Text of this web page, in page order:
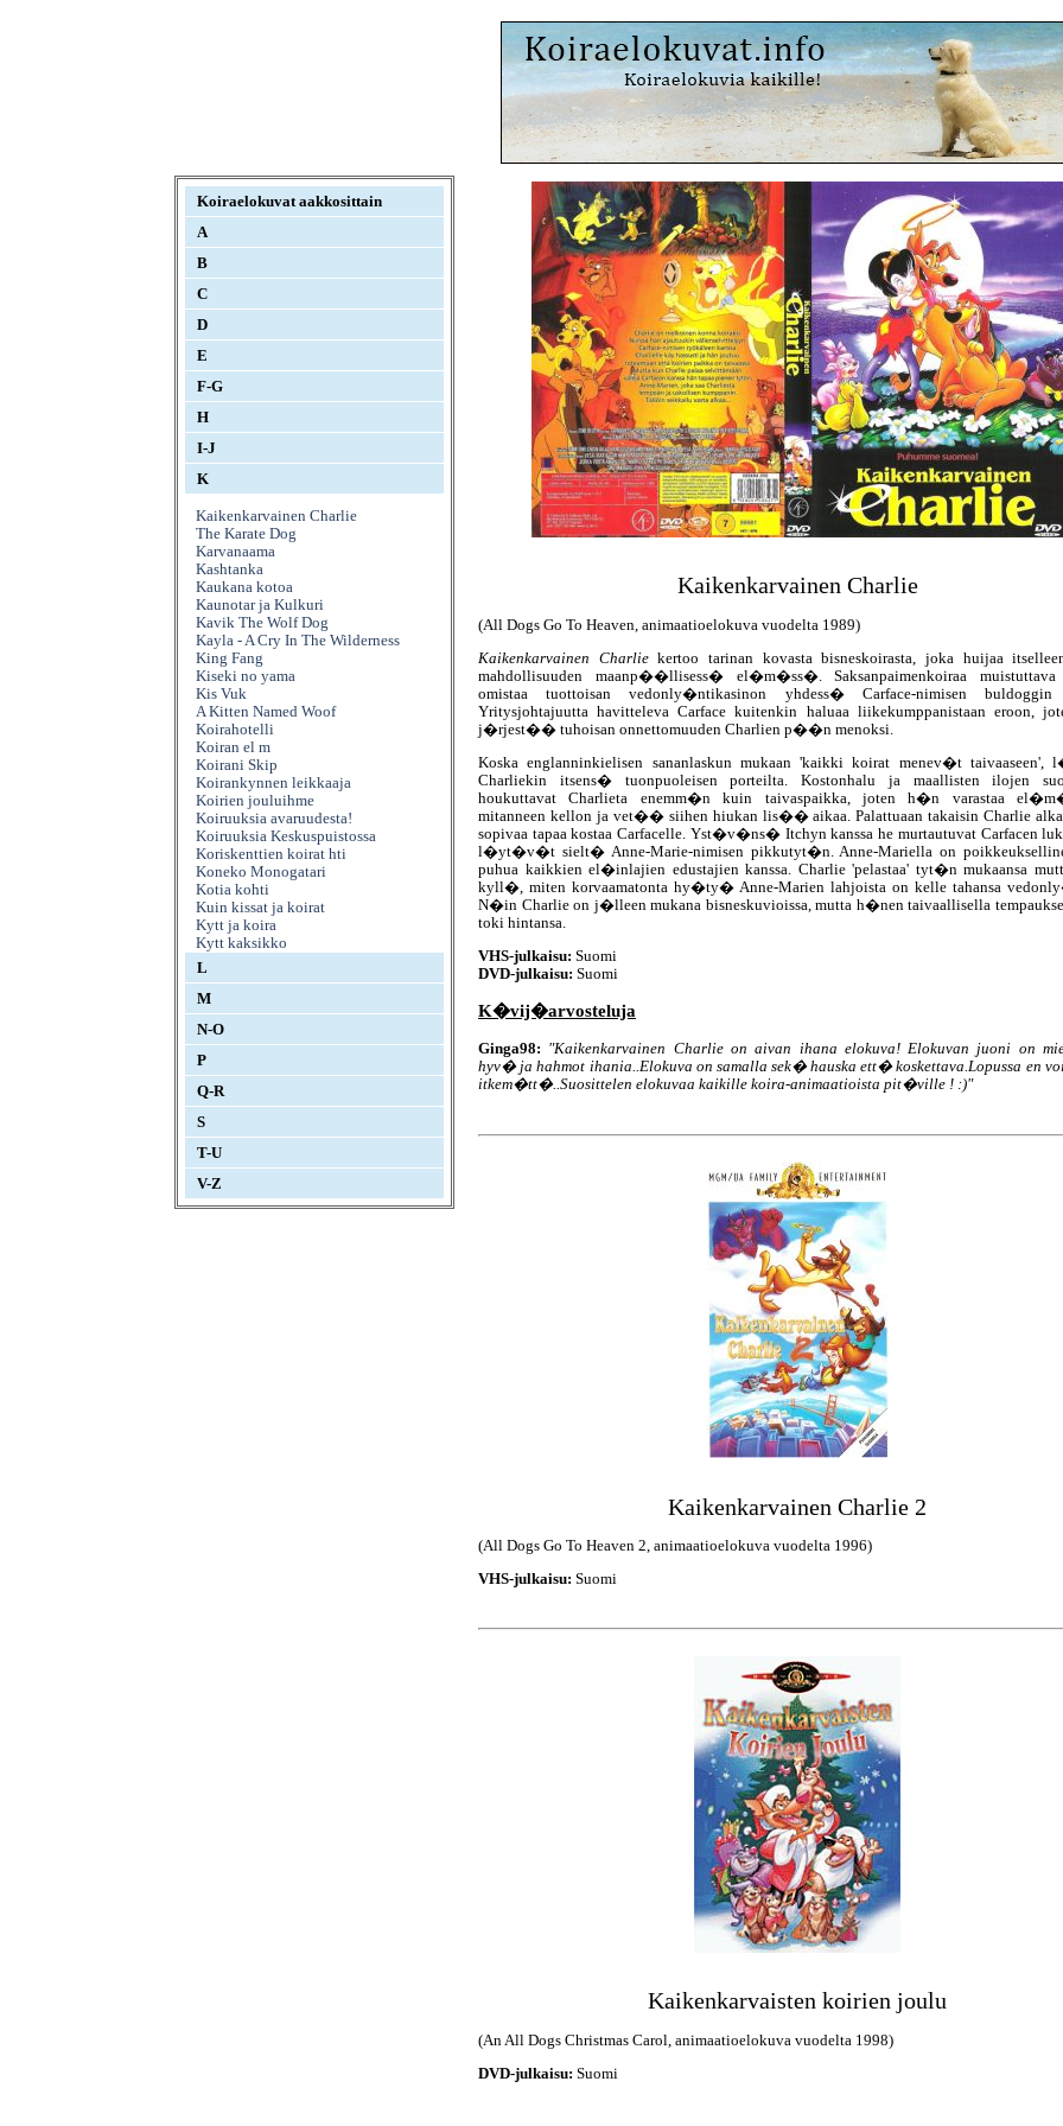
Koiraelokuvat aakkosittain
A
B
C
D
E
F-G
H
I-J
K
Kaikenkarvainen Charlie
The Karate Dog
Karvanaama
Kashtanka
Kaukana kotoa
Kaunotar ja Kulkuri
Kavik The Wolf Dog
Kayla - A Cry In The Wilderness
King Fang
Kiseki no yama
Kis Vuk
A Kitten Named Woof
Koirahotelli
Koiran el m
Koirani Skip
Koirankynnen leikkaaja
Koirien jouluihme
Koiruuksia avaruudesta!
Koiruuksia Keskuspuistossa
Koriskenttien koirat hti
Koneko Monogatari
Kotia kohti
Kuin kissat ja koirat
Kytt ja koira
Kytt kaksikko
L
M
N-O
P
Q-R
S
T-U
V-Z
Kaikenkarvainen Charlie
(All Dogs Go To Heaven, animaatioelokuva vuodelta 1989)
Kaikenkarvainen Charliekertoo tarinan kovasta bisneskoirasta, joka huijaa
mahdollisuuden maanp��llisess� el�m�ss�. Saksanpaimenkoiraa muistuttava
omistaa tuottoisan vedonly�ntikasinon yhdess� Carface-nimisen buldoggin
Yritysjohtajuutta havitteleva Carface kuitenkin haluaa liikekumppanistaan eroon,
j�rjest�� tuhoisan onnettomuuden Charlien p��n menoksi.
Koska englanninkielisen sananlaskun mukaan 'kaikki koirat menev�t
Charliekin itsens� tuonpuoleisen porteilta. Kostonhalu ja maallisten ilojen
houkuttavat Charlieta enemm�n kuin taivaspaikka, joten h�n varastaa
mitanneen kellon ja vet�� siihen hiukan lis�� aikaa. Palattuaan takaisin Charlie
sopivaa tapaa kostaa Carfacelle. Yst�v�ns� Itchyn kanssa he murtautuvat Carfacen
l�yt�v�t sielt� Anne-Marie-nimisen pikkutyt�n. Anne-Mariella on
puhua kaikkien el�inlajien edustajien kanssa. Charlie 'pelastaa' tyt�n mukaansa
kyll�, miten korvaamatonta hy�ty� Anne-Marien lahjoista on kelle tahansa
N�in Charlie on j�lleen mukana bisneskuvioissa, mutta h�nen taivaallisella
toki hintansa.
VHS-julkaisu: Suomi
DVD-julkaisu: Suomi
K�vij�arvosteluja
Ginga98: "Kaikenkarvainen Charlie on aivan ihana elokuva! Elokuvan juoni on
hyv� ja hahmot ihania..Elokuva on samalla sek� hauska ett� koskettava.Lopussa en
itkem�tt�..Suosittelen elokuvaa kaikille koira-animaatioista pit�ville ! :)"
Kaikenkarvainen Charlie 2
(All Dogs Go To Heaven 2, animaatioelokuva vuodelta 1996)
VHS-julkaisu: Suomi
Kaikenkarvaisten koirien joulu
(An All Dogs Christmas Carol, animaatioelokuva vuodelta 1998)
DVD-julkaisu: Suomi